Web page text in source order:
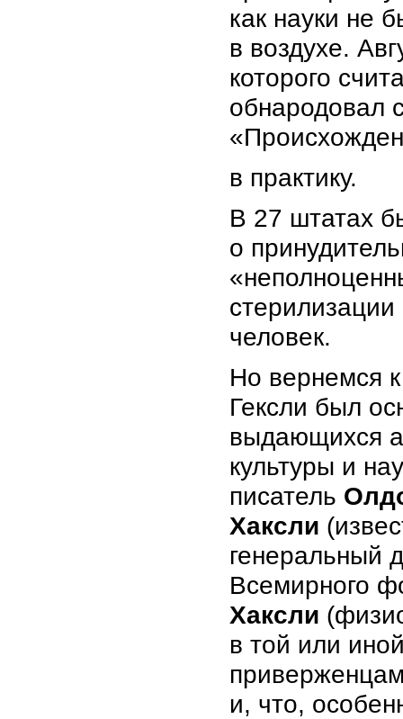
как науки не
в воздухе.
которого
обнародовал
в практику.
В 27 штатах
о
человек.
Но вернемся
Гексли был
выдающихся
культуры и
писатель
Хаксли
генеральный
Всемирного
Хаксли
в той или
и, что,